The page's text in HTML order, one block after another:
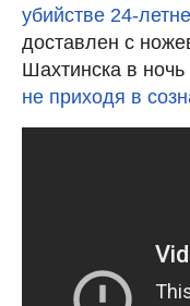
убийстве 24-
доставлен с
Шахтинска в
не приходя в